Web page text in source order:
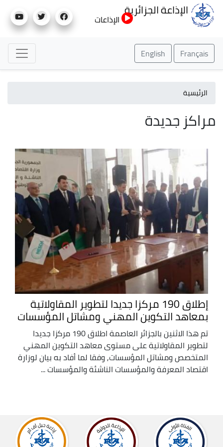
إلى
الإذاعة الجزائرية
الإذاعات
Français
English
الرئيسية
مراكز جديدة
إطلاق 190 مركزا جديدا لتطوير المقاولاتية
بمعاهد التكوين المهني ومشاتل المؤسسات
تم هذا الاثنين بالجزائر العاصمة اطلاق 190 مركزا جديدا
لتطوير المقاولاتية على مستوى معاهد التكوين المهني
المتخصص ومشاتل المؤسسات, وفقا لما أفاد به بيان لوزارة
اقتصاد المعرفة والمؤسسات الناشئة والمؤسسات ...